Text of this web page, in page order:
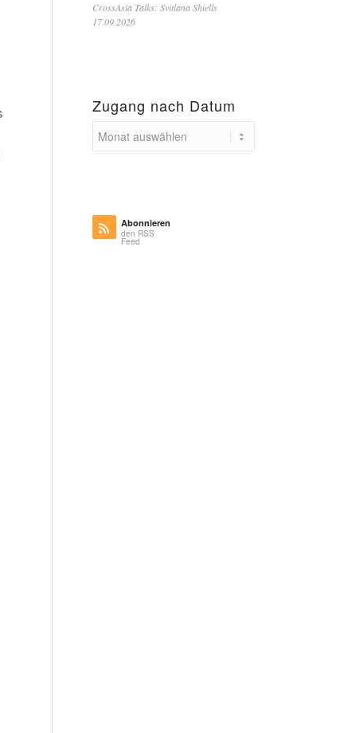
CrossAsia Talks: Svitlana Shiells
17.09.2026
Zugang nach Datum
Abonnieren
den RSS
Feed